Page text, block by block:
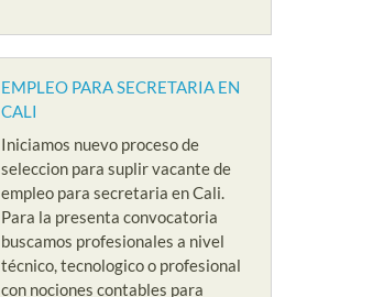
EMPLEO PARA SECRETARIA EN
CALI
Iniciamos nuevo proceso de
seleccion para suplir vacante de
empleo para secretaria en Cali.
Para la presenta convocatoria
buscamos profesionales a nivel
técnico, tecnologico o profesional
con nociones contables para